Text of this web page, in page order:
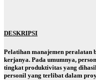
DESKRIPSI
Pelatihan manajemen peralatan
kerjanya. Pada umumnya,
tingkat produktivitas yang
personil yang terlibat dalam